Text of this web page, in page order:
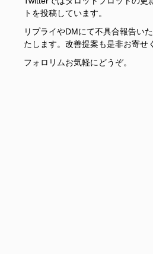
トを投稿しています。
リプライやDMにて不具合報告い
たします。改善提案も是非お寄せ
フォロリムお気軽にどうぞ。